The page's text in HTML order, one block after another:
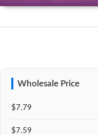
Wholesale Price
$7.79
$7.59